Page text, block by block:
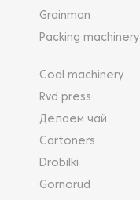
Grainman
Packing machinery
Coal machinery
Rvd press
Делаем чай
Cartoners
Drobilki
Gornorud